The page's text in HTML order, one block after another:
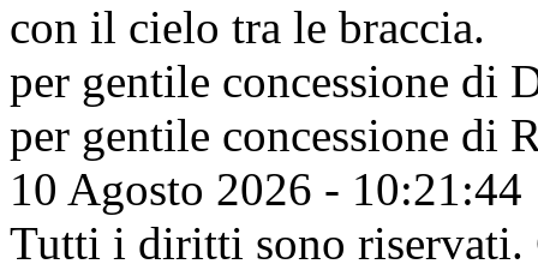
con il cielo tra le braccia.
per gentile concessione di
per gentile concessione di
10 Agosto 2026 - 10:21:44
Tutti i diritti sono riservati.